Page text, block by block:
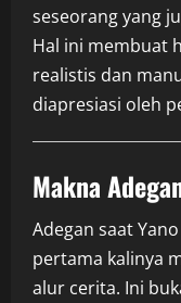
seseorang yang
Hal ini membuat
realistis dan
diapresiasi oleh
Makna
Adegan saat
pertama kalinya
alur cerita. Ini